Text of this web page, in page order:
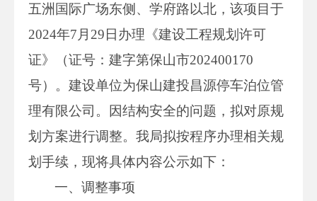
五洲国际广场东侧、学府路以北，该项目于
2024年7月29日办理《建设工程规划许可
证》（证号：建字第保山市202400170
号）。建设单位为保山建投昌源停车泊位管
理有限公司。因结构安全的问题，拟对原规
划方案进行调整。我局拟按程序办理相关规
划手续，现将具体内容公示如下：
一、调整事项